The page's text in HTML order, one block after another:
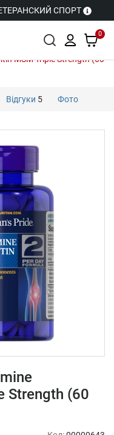
СПОРТ
0
MSM Triple Strength (60
Відгуки 5 Фото
Strength (60